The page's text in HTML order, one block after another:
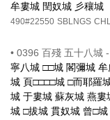
牟婁城 閏奴城 彡穰城
490#22550 SBLNGS
• 0396 百殘 五十八城
寧八城 □□城 閣彌城
城 頁□□□□城 □而耶羅
城 于婁城 蘇灰城 燕
城 □拔城 貫奴城 曾□